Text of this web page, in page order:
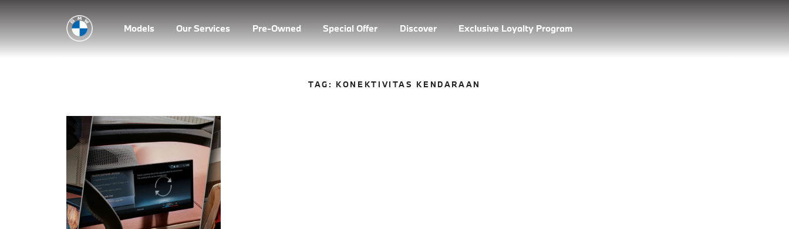
Models Our Services Pre-Owned Special Offer Discover Exclusive Loyalty Program
TAG: KONEKTIVITAS KENDARAAN